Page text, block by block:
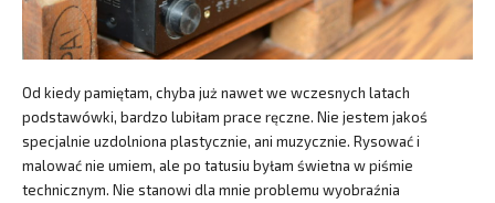
Od kiedy pamiętam, chyba już nawet we wczesnych latach
podstawówki, bardzo lubiłam prace ręczne. Nie jestem jakoś
specjalnie uzdolniona plastycznie, ani muzycznie. Rysować i
malować nie umiem, ale po tatusiu byłam świetna w piśmie
technicznym. Nie stanowi dla mnie problemu wyobraźnia